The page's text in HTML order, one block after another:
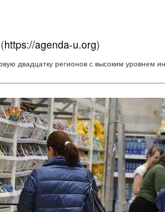
(https://agenda-u.org)
двадцатку регионов с высоким уровнем